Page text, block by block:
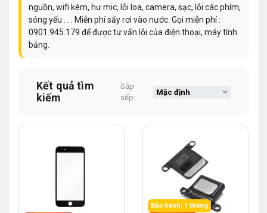
nguồn, wifi kém, hư mic, lỗi loa, camera, sạc, lỗi các phím,
sóng yếu . . . Miễn phí sấy rơi vào nước. Gọi miễn phí :
0901.945.179 để được tư vấn lỗi của điện thoại, máy tính
bảng.
Kết quả tìm
kiếm
Sắp
sếp:
Bảo hành: 1 tháng